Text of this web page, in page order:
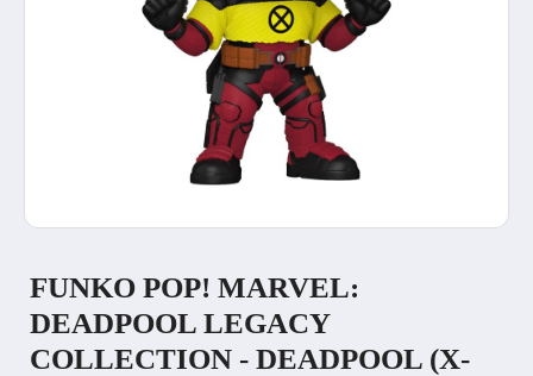
FUNKO POP! MARVEL:
DEADPOOL LEGACY
COLLECTION - DEADPOOL (X-